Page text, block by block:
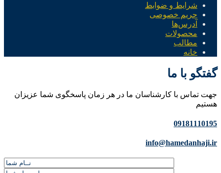
شرایط و ضوابط
حریم خصوصی
آدرس‌ها
محصولات
مطالب
خانه
گفتگو با ما
جهت تماس با کارشناسان ما در هر زمان پاسخگوی شما عزیزان
هستیم
09181110195
info@hamedanhaji.ir